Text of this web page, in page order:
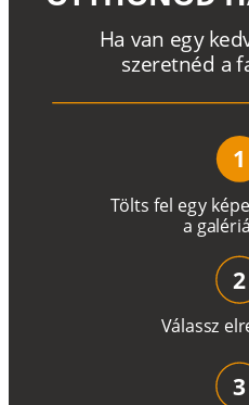
Tölts fel egy ké
a galéri
Ha van egy ked
szeretnéd a f
1
Válassz elr
2
3